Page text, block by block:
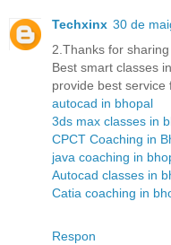
Techxinx 30 de
2.Thanks for
Best smart classes
provide best service
autocad in bhopal
3ds max classes in
CPCT Coaching in
java coaching in
Autocad classes in
Catia coaching in
Respon